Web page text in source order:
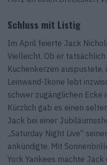
Schluss mit Listig
Im April feierte Jack
Vielleicht. Ob er
Kuchenkerzen auspustete,
Leinwand-Ikone lebt
schwer zugänglichen Ecke
Kürzlich gab es einen
Jack bei einer
„Saturday Night Live“
ankündigte. Mit
York Yankees machte